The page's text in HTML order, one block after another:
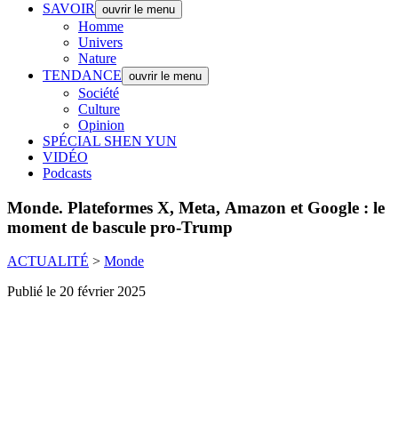
SAVOIR
ouvrir le menu
Homme
Univers
Nature
TENDANCE ouvrir le menu
Société
Culture
Opinion
SPÉCIAL SHEN YUN
VIDÉO
Podcasts
Monde. Plateformes X, Meta, Amazon et Google : le
moment de bascule pro-Trump
ACTUALITÉ > Monde
Publié le 20 février 2025